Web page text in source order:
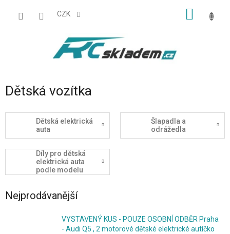
CZK
Dětská vozítka
Dětská elektrická
auta
Šlapadla a
odrážedla
Díly pro dětská
elektrická auta
podle modelu
Nejprodávanější
VYSTAVENÝ KUS - POUZE OSOBNÍ ODBĚR Praha
- Audi Q5 , 2 motorové dětské elektrické autíčko